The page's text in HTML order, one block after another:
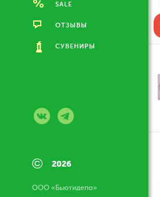
SALE
ОТЗЫВЫ
СУВЕНИРЫ
© 2026
ООО «Бьютидепо»